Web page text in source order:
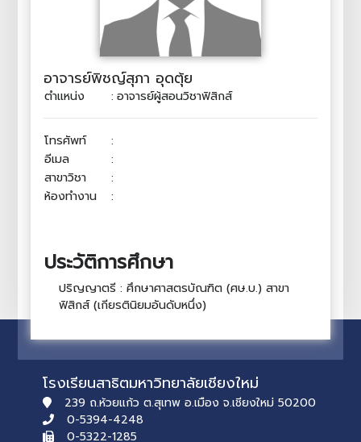
อาจารย์พิชญ์สุภา อุดตุ้ย
ตำแหน่ง : อาจารย์ผู้สอนวิชาฟิสิกส์
โทรศัพท์
:
อีเมล
:
สาขาวิชา
:
ห้องทำงาน
:
ประวัติการศึกษา
ปริญญาตรี : ศึกษาศาสตรบัณฑิต (ศษ.บ.) สาขา
ฟิสิกส์ (เกียรตินิยมอันดับหนึ่ง)
โรงเรียนสาธิตมหาวิทยาลัยเชียงใหม่
239 ถ.ห้วยแก้ว ต.สุเทพ อ.เมือง จ.เชียงใหม่ 50200
0-5394-4248
0-5322-1285